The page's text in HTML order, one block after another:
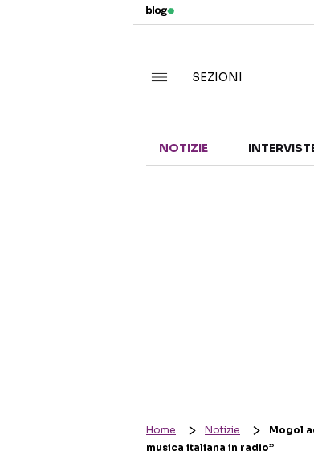
SEZIONI
NOTIZIE
Home Notizie
Mogol
musica italiana in radio”